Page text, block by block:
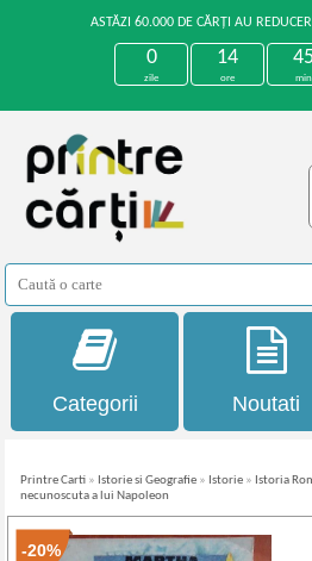
ASTĂZI 60.000 DE CĂRȚI AU
0
zile
14
ore
45
min
Categorii Noutati
Printre Carti » Istorie si Geografie » Istorie » Istoria
necunoscuta a lui Napoleon
-20%